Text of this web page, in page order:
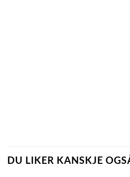
DU LIKER KANSKJE